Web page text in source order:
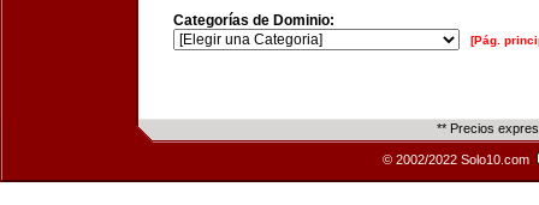
Categorías de Dominio:
[Pág.
** Precios
© 2002/2022 Solo10.com